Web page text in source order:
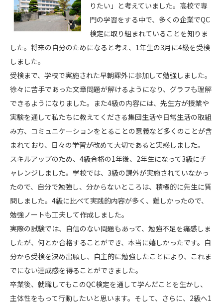
りたい」と考えていました。高校で専
門の学習をする中で、多くの企業でQC
検定に取り組まれていることを知りま
した。将来の自分のためになると考え、1年生の3月に4級を受検
しました。
受検まで、学校で実施された早朝課外に参加して勉強しました。
徐々に苦手であった文章問題が解けるようになり、グラフも理解
できるようになりました。また4級の内容には、先生方が授業や
実験を通して私たちに教えてくださる集団生活や日常生活の取組
み方、コミュニケーションをとることの意義など多くのことが含
まれており、日々の学習が改めて大切であると実感しました。
スキルアップのため、4級合格の1年後、2年生になって3級にチ
ャレンジしました。学校では、3級の課外が実施されていなかっ
たので、自分で勉強し、分からないところは、積極的に先生に質
問しました。4級に比べて実践的内容が多く、難しかったので、
勉強ノートも工夫して作成しました。
実際の試験では、自信のない問題もあって、勉強不足を痛感しま
したが、何とか合格することができ、本当に嬉しかったです。自
分から受検を決め出願し、自主的に勉強したことにより、これま
でにない達成感を得ることができました。
卒業後、就職してもこのQC検定を通して学んだことを生かし、
主体性をもって行動したいと思います。そして、さらに、2級へ1